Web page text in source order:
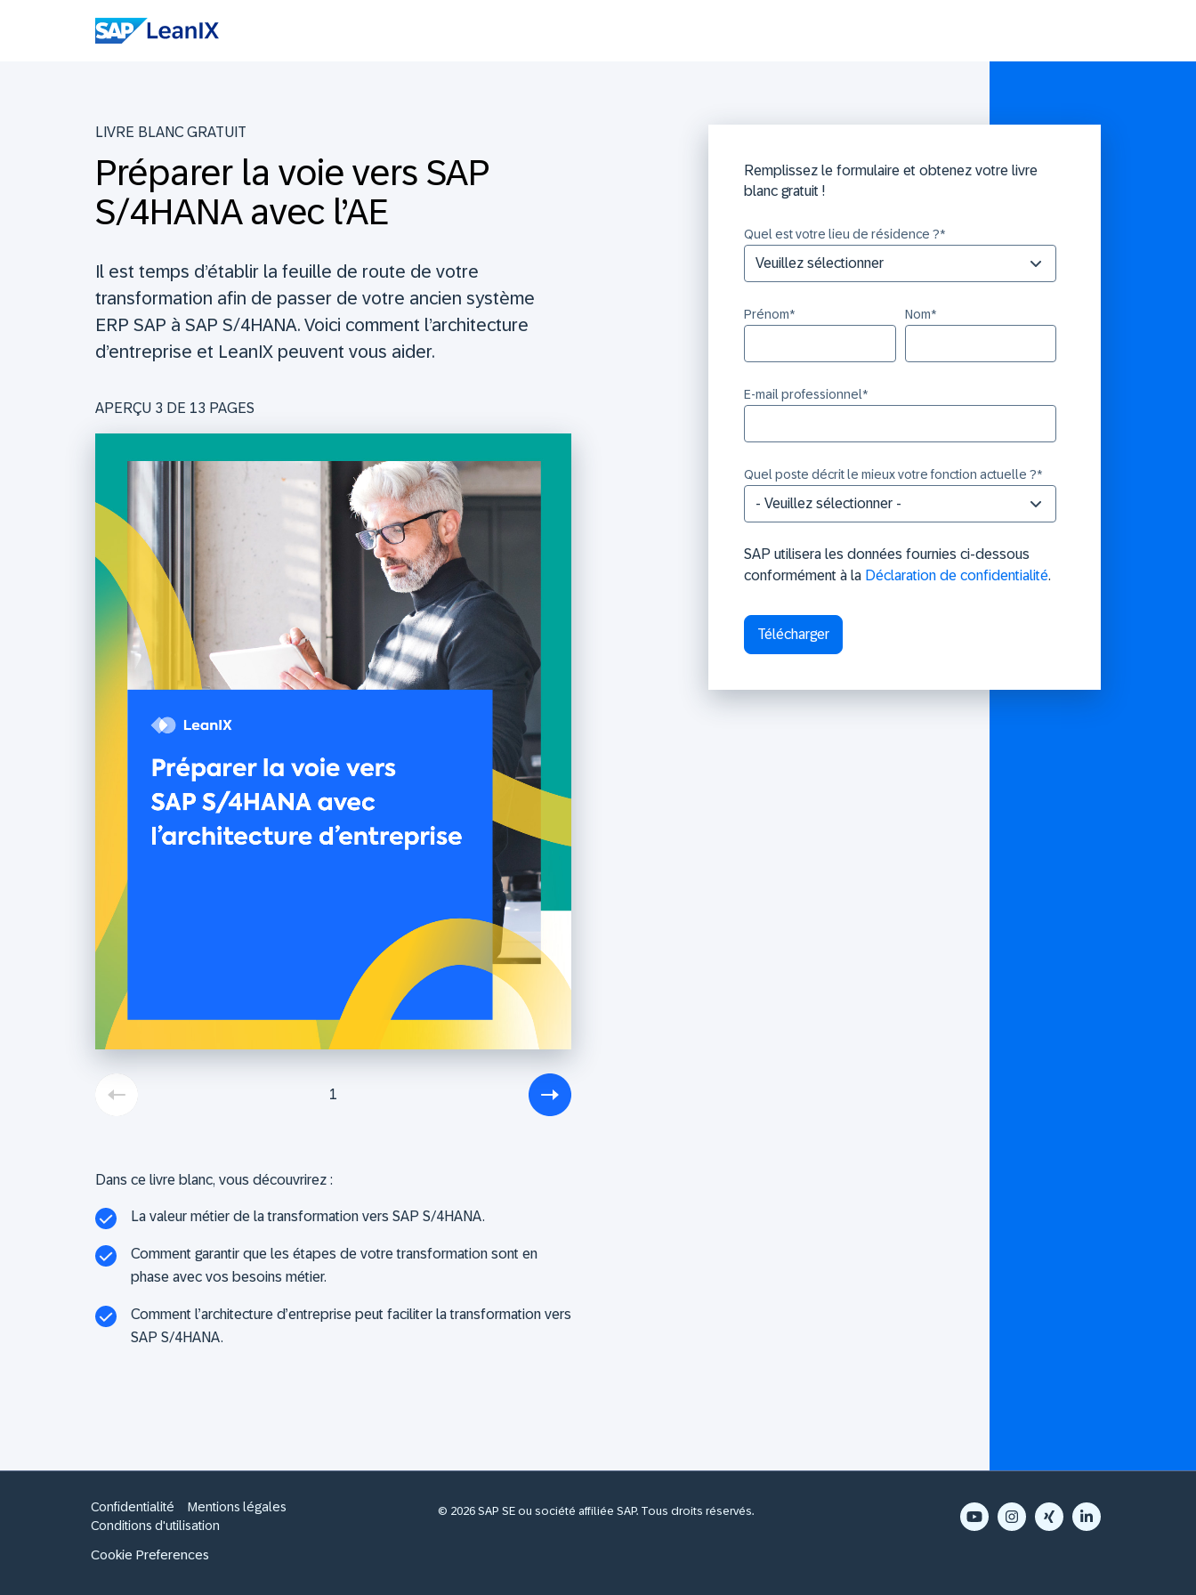
LIVRE BLANC GRATUIT
Préparer la voie vers SAP
S/4HANA avec l’AE
Il est temps d’établir la feuille de route de votre
transformation afin de passer de votre ancien système
ERP SAP à SAP S/4HANA. Voici comment l’architecture
d’entreprise et LeanIX peuvent vous aider.
APERÇU 3 DE 13 PAGES
1
Dans ce livre blanc, vous découvrirez :
La valeur métier de la transformation vers SAP S/4HANA.
Comment garantir que les étapes de votre transformation sont en
phase avec vos besoins métier.
Comment l’architecture d’entreprise peut faciliter la transformation vers
SAP S/4HANA.
Remplissez le formulaire et obtenez votre livre
blanc gratuit !
Quel est votre lieu de résidence ?*
Prénom* Nom*
E-mail professionnel*
Quel poste décrit le mieux votre fonction actuelle ?*
SAP utilisera les données fournies ci-dessous
conformément à la Déclaration de confidentialité.
Confidentialité
Mentions légales
Conditions d'utilisation
Cookie Preferences
© 2026 SAP SE ou société affiliée SAP. Tous droits réservés.